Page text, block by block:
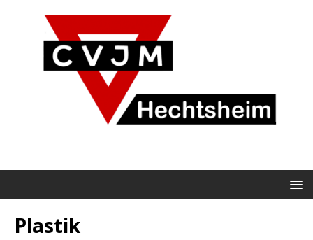
Plastik